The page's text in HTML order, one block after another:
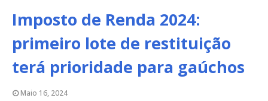
Imposto de Renda 2024:
primeiro lote de restituição
terá prioridade para gaúchos
Maio 16, 2024